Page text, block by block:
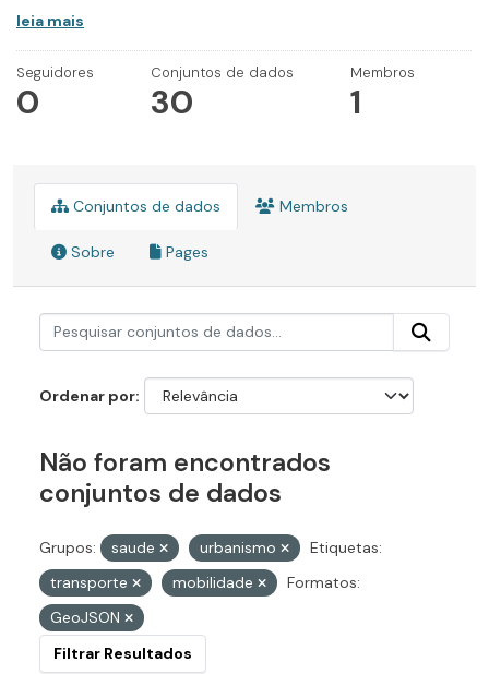
leia mais
Seguidores
0
Conjuntos de dados
30
Membros
1
Conjuntos de dados Membros
Sobre Pages
Ordenar por
Não foram encontrados
conjuntos de dados
Grupos: saude urbanismo
Etiquetas:
transporte
mobilidade
Formatos:
GeoJSON
Filtrar Resultados